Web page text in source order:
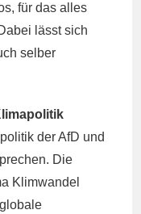
für das alles
lässt sich
selber
der AfD und
Die
Klimwandel